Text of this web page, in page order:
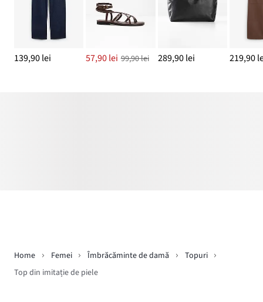
139,90 lei 57,90 lei 99,90 lei 289,90 lei 219,90
Home Femei Îmbrăcăminte de damă
Topuri
Top din imitație de piele